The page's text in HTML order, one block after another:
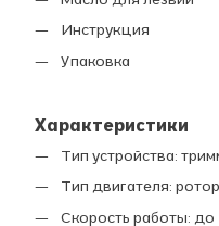
Инструкция
Упаковка
Характеристики
Тип устройства:
Тип двигателя:
Скорость работы: